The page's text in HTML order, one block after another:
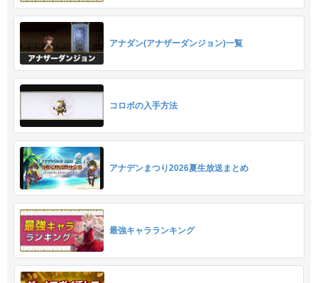
アナダン(アナザーダンジョン)一覧
コロボの入手方法
アナデンまつり2026夏生放送まとめ
最強キャラランキング